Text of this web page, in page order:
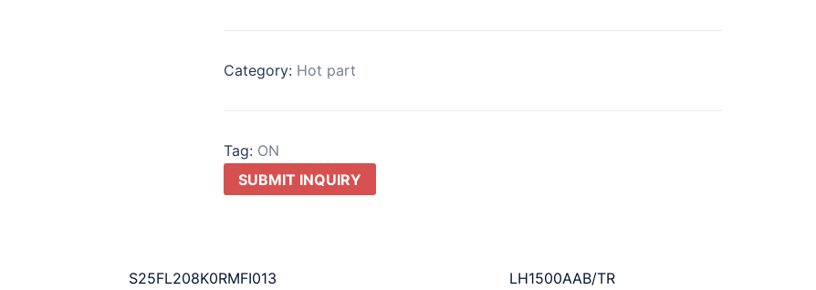
Category: Hot part
Tag: ON
SUBMIT INQUIRY
S25FL208K0RMFI013 LH1500AAB/TR